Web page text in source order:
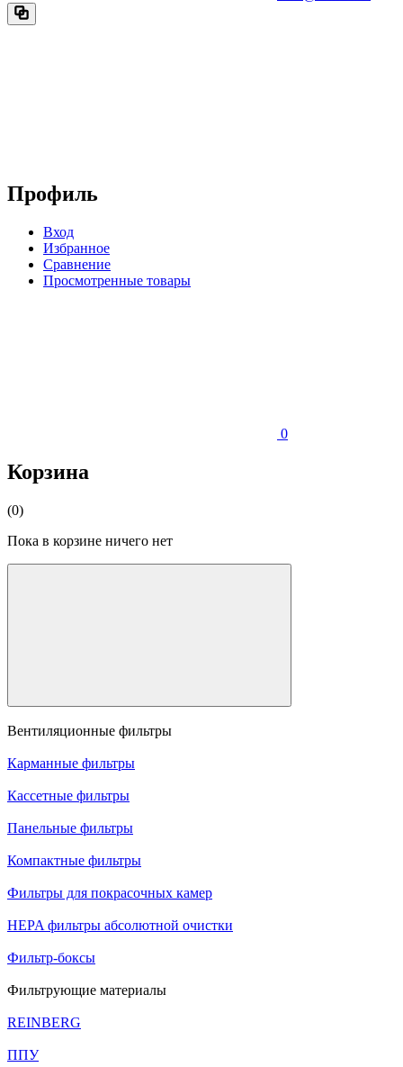
Профиль
Вход
Избранное
Сравнение
Просмотренные товары
0
Корзина
(0)
Пока в корзине ничего нет
Вентиляционные фильтры
Карманные фильтры
Кассетные фильтры
Панельные фильтры
Компактные фильтры
Фильтры для покрасочных камер
HEPA фильтры абсолютной очистки
Фильтр-боксы
Фильтрующие материалы
REINBERG
ППУ